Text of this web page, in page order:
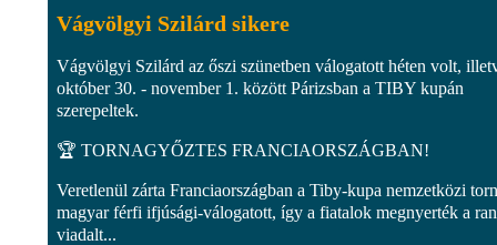
Vágvölgyi Szilárd sikere
Vágvölgyi Szilárd az őszi szünetben válogatott héten volt,
október 30. - november 1. között Párizsban a TIBY kupán
szerepeltek.
🏆 TORNAGYŐZTES FRANCIAORSZÁGBAN!
Veretlenül zárta Franciaországban a Tiby-kupa nemzetközi
magyar férfi ifjúsági-válogatott, így a fiatalok megnyerték a
viadalt...